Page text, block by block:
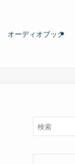
オーディオブック